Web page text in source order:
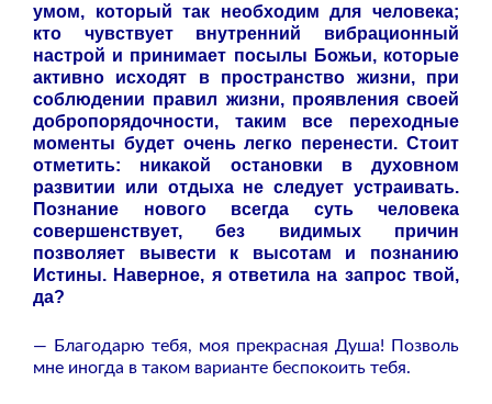
умом, который так необходим для человека;
кто чувствует внутренний вибрационный
настрой и принимает посылы Божьи, которые
активно исходят в пространство жизни, при
соблюдении правил жизни, проявления своей
добропорядочности, таким все переходные
моменты будет очень легко перенести. Стоит
отметить: никакой остановки в духовном
развитии или отдыха не следует устраивать.
Познание нового всегда суть человека
совершенствует, без видимых причин
позволяет вывести к высотам и познанию
Истины. Наверное, я ответила на запрос твой,
да?
— Благодарю тебя, моя прекрасная Душа! Позволь
мне иногда в таком варианте беспокоить тебя.